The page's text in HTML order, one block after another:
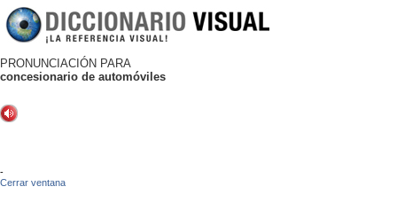
PRONUNCIACIÓN PARA
concesionario de automóviles
-
Cerrar ventana